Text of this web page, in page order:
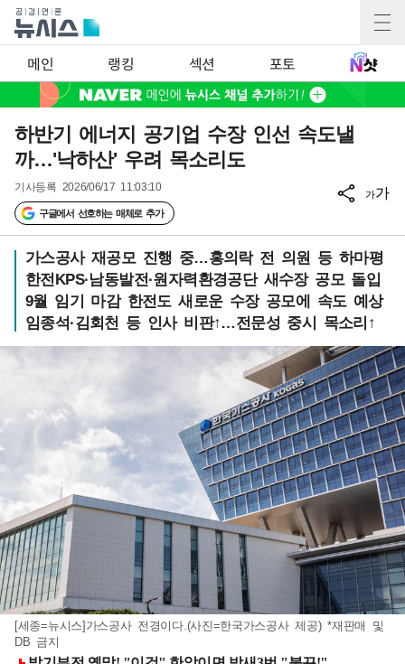
메인 랭킹 섹션 포토
하반기 에너지 공기업 수장 인선 속도낼
까…'낙하산' 우려 목소리도
기사등록 2026/06/17 11:03:10
구글에서 선호하는 매체로 추가
가가
가스공사 재공모 진행 중…홍의락 전 의원 등 하마평
한전KPS·남동발전·원자력환경공단 새수장 공모 돌입
9월 임기 마감 한전도 새로운 수장 공모에 속도 예상
임종석·김회천 등 인사 비판↑…전문성 중시 목소리↑
[세종=뉴시스]가스공사 전경이다.(사진=한국가스공사 제공) *재판매 및
DB 금지